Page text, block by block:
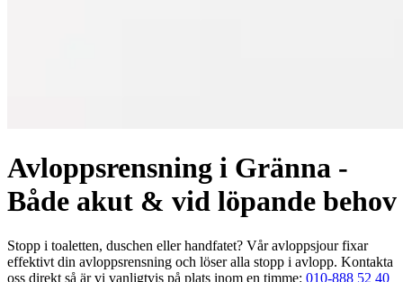
Avloppsrensning i Gränna -
Både akut & vid löpande behov
Stopp i toaletten, duschen eller handfatet? Vår avloppsjour fixar
effektivt din avloppsrensning och löser alla stopp i avlopp. Kontakta
oss direkt så är vi vanligtvis på plats inom en timme: 010-888 52 40